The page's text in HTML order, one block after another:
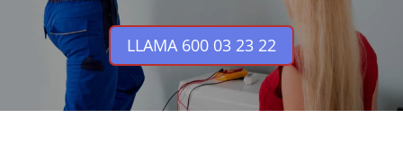
LLAMA 600 03 23 22